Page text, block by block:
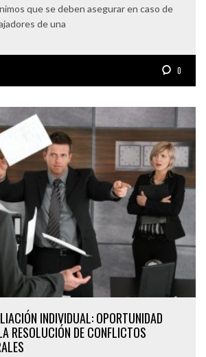
que se deben asegurar en caso de
de una
0
INDIVIDUAL: OPORTUNIDAD
RESOLUCIÓN DE CONFLICTOS